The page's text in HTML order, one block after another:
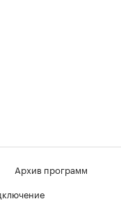
Архив программ